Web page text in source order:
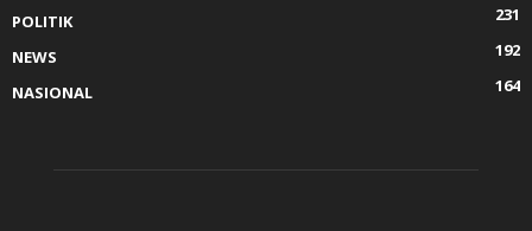
POLITIK
231
NEWS
192
NASIONAL
164